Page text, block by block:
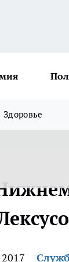
Здоровье
2017